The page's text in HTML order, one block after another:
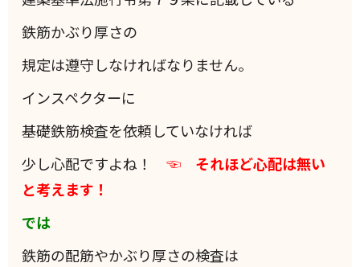
鉄筋かぶり厚さの
規定は遵守しなければなりません。
インスペクターに
基礎鉄筋検査を依頼していなければ
少し心配ですよね！☜ それほど心配は無い
と考えます！
では
鉄筋の配筋やかぶり厚さの検査は